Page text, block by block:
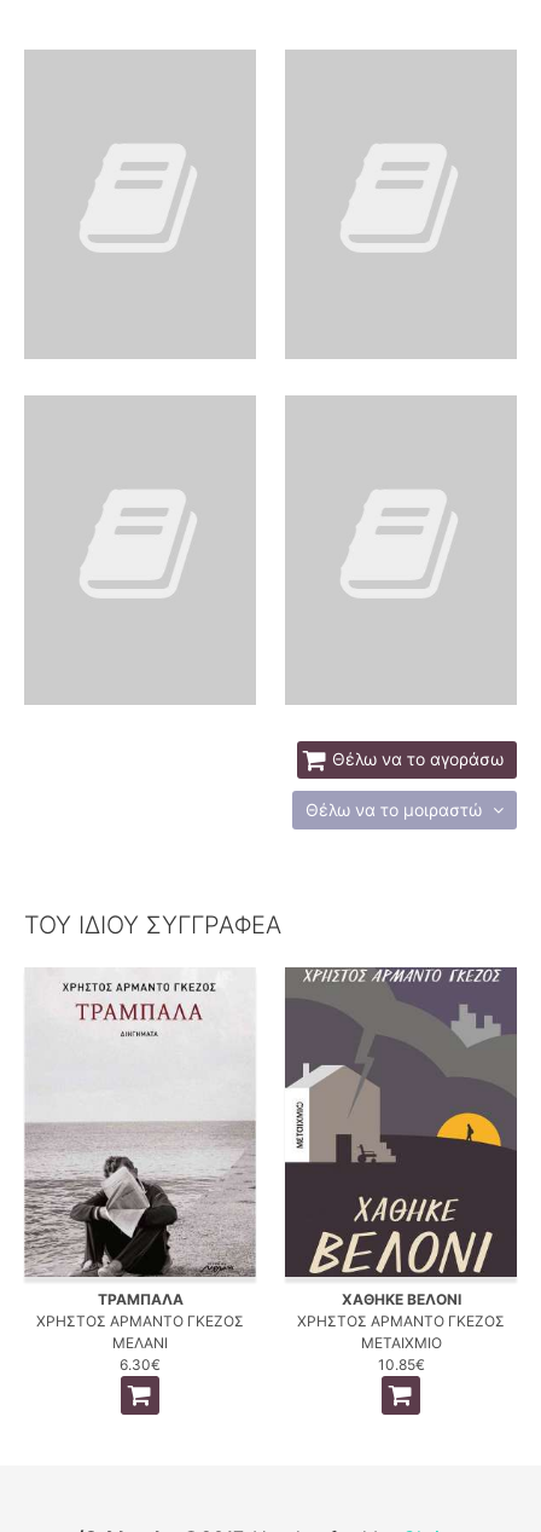
Θέλω να το αγοράσω
Θέλω να το μοιραστώ
ΤΟΥ ΙΔΙΟΥ ΣΥΓΓΡΑΦΕΑ
ΤΡΑΜΠΑΛΑ
ΧΡΗΣΤΟΣ ΑΡΜΑΝΤΟ ΓΚΕΖΟΣ
ΜΕΛΑΝΙ
6.30€
ΧΑΘΗΚΕ ΒΕΛΟΝΙ
ΧΡΗΣΤΟΣ ΑΡΜΑΝΤΟ ΓΚΕΖΟΣ
ΜΕΤΑΙΧΜΙΟ
10.85€